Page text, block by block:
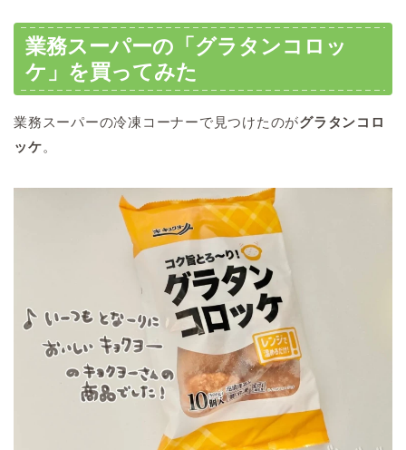
業務スーパーの「グラタンコロッ
ケ」を買ってみた
業務スーパーの冷凍コーナーで見つけたのがグラタンコロ
ッケ。